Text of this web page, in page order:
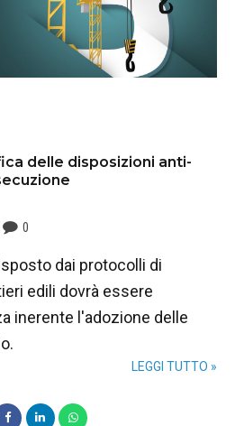
delle disposizioni anti-
0
dai protocolli di
edili dovrà essere
inerente l'adozione delle
LEGGI TUTTO »